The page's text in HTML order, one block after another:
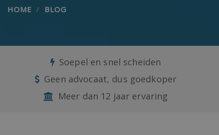
HOME BLOG
Soepel en snel scheiden
Geen advocaat, dus goedkoper
Meer dan 12 jaar ervaring